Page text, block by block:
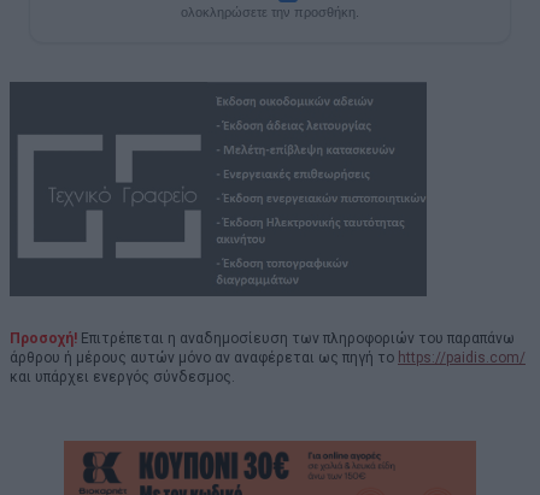
ολοκληρώσετε την προσθήκη.
Προσοχή! Επιτρέπεται η αναδημοσίευση των πληροφοριών του παραπάνω
άρθρου ή μέρους αυτών μόνο αν αναφέρεται ως πηγή το https://paidis.com/
και υπάρχει ενεργός σύνδεσμος.